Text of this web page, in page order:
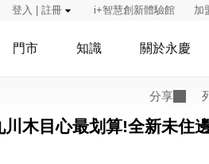
登入 | 註冊 i+智慧創新體驗館 加
門市 知識 關於永慶
分享
川木目心最划算!全新未住